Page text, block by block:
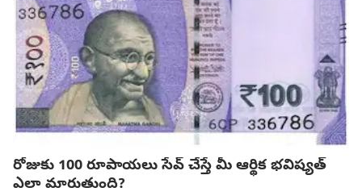
రోజుకు 100 రూపాయలు సేవ్ చేస్తే మీ ఆర్థిక భవిష్యత్‌
ఎలా మారుతుంది?